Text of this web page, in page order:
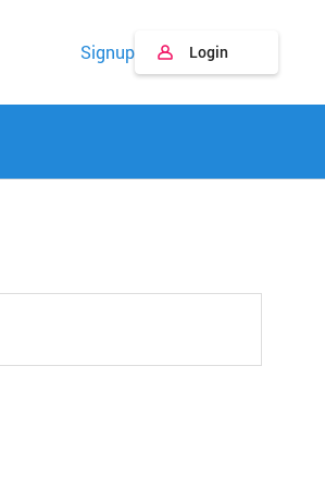
Signup Login